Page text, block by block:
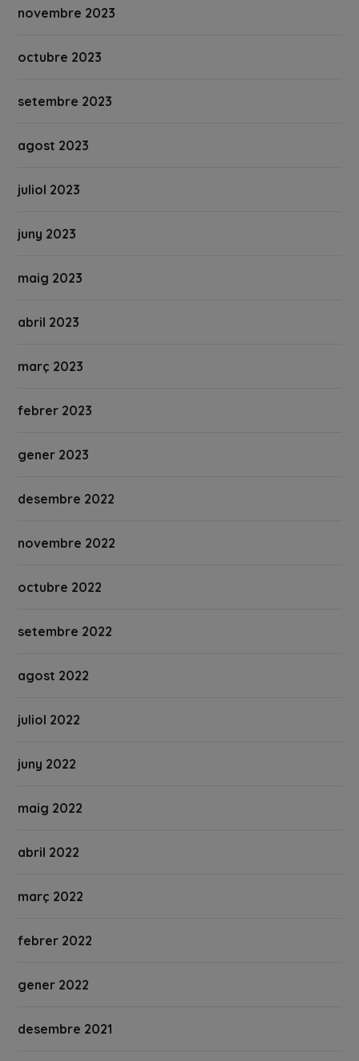
novembre 2023
octubre 2023
setembre 2023
agost 2023
juliol 2023
juny 2023
maig 2023
abril 2023
març 2023
febrer 2023
gener 2023
desembre 2022
novembre 2022
octubre 2022
setembre 2022
agost 2022
juliol 2022
juny 2022
maig 2022
abril 2022
març 2022
febrer 2022
gener 2022
desembre 2021